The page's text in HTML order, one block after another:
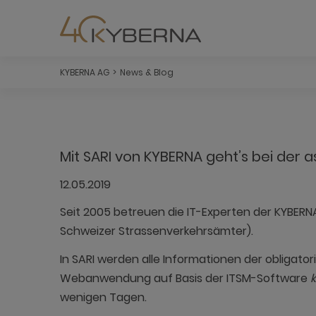
KYBERNA AG News & Blog
Mit SARI von KYBERNA geht’s bei
12.05.2019
Seit 2005 betreuen die IT-Experten der
Schweizer Strassenverkehrsämter).
In SARI werden alle Informationen der
Webanwendung auf Basis der ITSM-Software
wenigen Tagen.